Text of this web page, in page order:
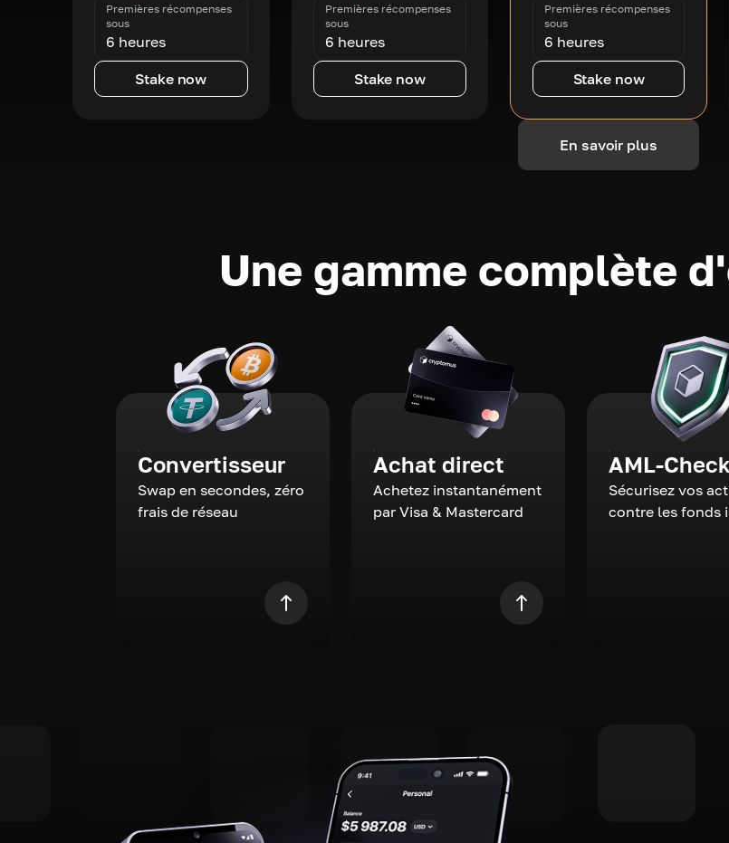
Premières récompenses
sous
6 heures
Stake now
Premières récompenses
sous
6 heures
Stake now
Premières récompenses
sous
6 heures
Stake now
En savoir plus
Une gamme complète
Convertisseur
Swap en secondes, zéro
frais de réseau
Achat direct
Achetez instantanément
par Visa & Mastercard
AML-
Sécurisez vos
contre les fonds